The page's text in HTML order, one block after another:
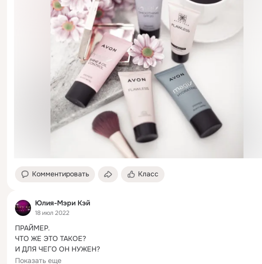
Комментировать Класс
Юлия-Мэри Кэй
18 июл 2022
ПРАЙМЕР.
ЧТО ЖЕ ЭТО ТАКОЕ?
И ДЛЯ ЧЕГО ОН НУЖЕН?
❗❗❗
Показать еще